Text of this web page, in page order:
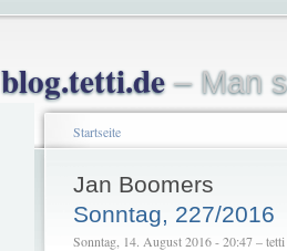
blog.tetti.de– Man
Startseite
Jan Boomers
Sonntag, 227/2016
Sonntag, 14. August 2016 - 20:47 – tetti